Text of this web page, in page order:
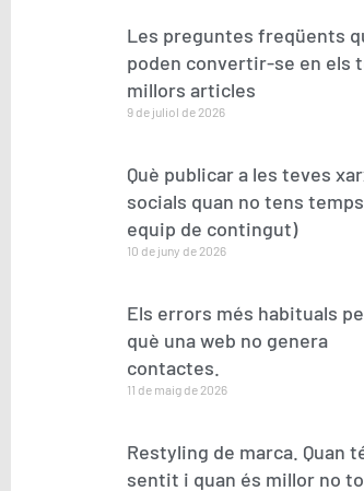
Les preguntes freqüents
poden convertir-se en els
millors articles
9 de juliol de 2026
Què publicar a les teves
socials quan no tens
equip de contingut)
10 de juny de 2026
Els errors més habituals
què una web no genera
contactes.
11 de maig de 2026
Restyling de marca. Quan
sentit i quan és millor no